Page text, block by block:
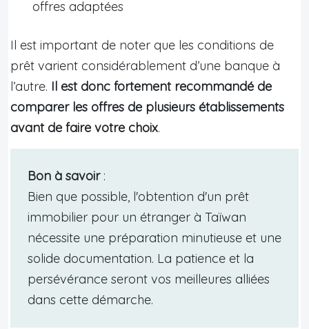
offres adaptées
Il est important de noter que les conditions de
prêt varient considérablement d’une banque à
l’autre. Il est donc fortement recommandé de
comparer les offres de plusieurs établissements
avant de faire votre choix.
Bon à savoir:
Bien que possible, l'obtention d'un prêt
immobilier pour un étranger à Taïwan
nécessite une préparation minutieuse et une
solide documentation. La patience et la
persévérance seront vos meilleures alliées
dans cette démarche.